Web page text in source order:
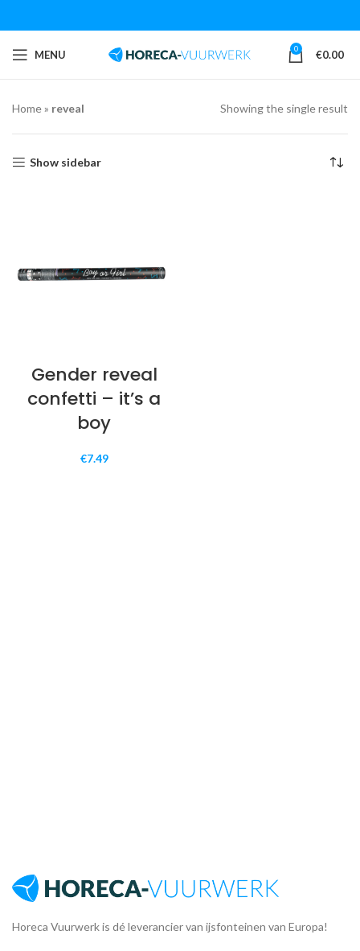
MENU 0 €0.00
Home» reveal Showing the single result
Show sidebar
Gender reveal
confetti – it’s a
boy
€7.49
Horeca Vuurwerk is dé leverancier van ijsfonteinen van Europa!